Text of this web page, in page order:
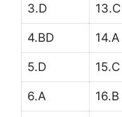
3.D 13.C
4.BD 14.A
5.D 15.C
6.A 16.B